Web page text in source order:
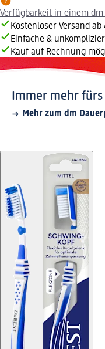
Verfügbarkeit in einem
Kostenloser Versand
Einfache &
Kauf auf Rechnung
Immer mehr fürs
Mehr zum dm